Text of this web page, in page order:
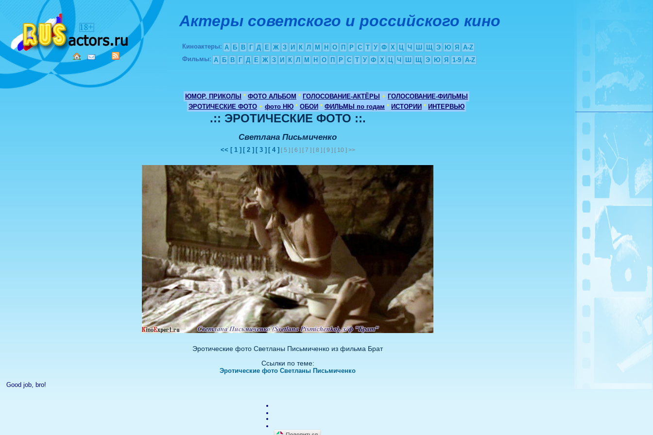
Актеры советского и российского кино
Киноактеры: А Б В Г Д Е Ж З И К Л М Н О П Р С Т У Ф Х Ц Ч Ш Щ Э Ю Я
A-Z
Фильмы: А Б В Г Д Е Ж З И К Л М Н О П Р С Т У Ф Х Ц Ч Ш Щ Э Ю Я 1-9 A-Z
ЮМОР, ПРИКОЛЫ * ФОТО АЛЬБОМ * ГОЛОСОВАНИЕ-АКТЁРЫ + ГОЛОСОВАНИЕ-ФИЛЬМЫ
ЭРОТИЧЕСКИЕ ФОТО + фото НЮ * ОБОИ * ФИЛЬМЫ по годам * ИСТОРИИ * ИНТЕРВЬЮ
.:: ЭРОТИЧЕСКИЕ ФОТО ::.
Светлана Письмиченко
<< [ 1 ] [ 2 ] [ 3 ] [ 4 ] [ 5 ] [ 6 ] [ 7 ] [ 8 ] [ 9 ] [ 10 ] >>
Эротические фото Светланы Письмиченко из фильма Брат
Ссылки по теме:
Эротические фото Светланы Письмиченко
Good job, bro!